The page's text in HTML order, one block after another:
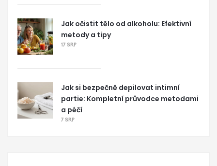
Jak očistit tělo od alkoholu: Efektivní
metody a tipy
17 SRP
Jak si bezpečně depilovat intimní
partie: Kompletní průvodce metodami
a péčí
7 SRP